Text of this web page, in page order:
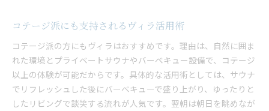
コテージ派にも支持されるヴィラ活用術
コテージ派の方にもヴィラはおすすめです。理由は、自然に囲ま
れた環境とプライベートサウナやバーベキュー設備で、コテージ
以上の体験が可能だからです。具体的な活用術としては、サウナ
でリフレッシュした後にバーベキューで盛り上がり、ゆったりと
したリビングで談笑する流れが人気です。翌朝は朝日を眺めなが